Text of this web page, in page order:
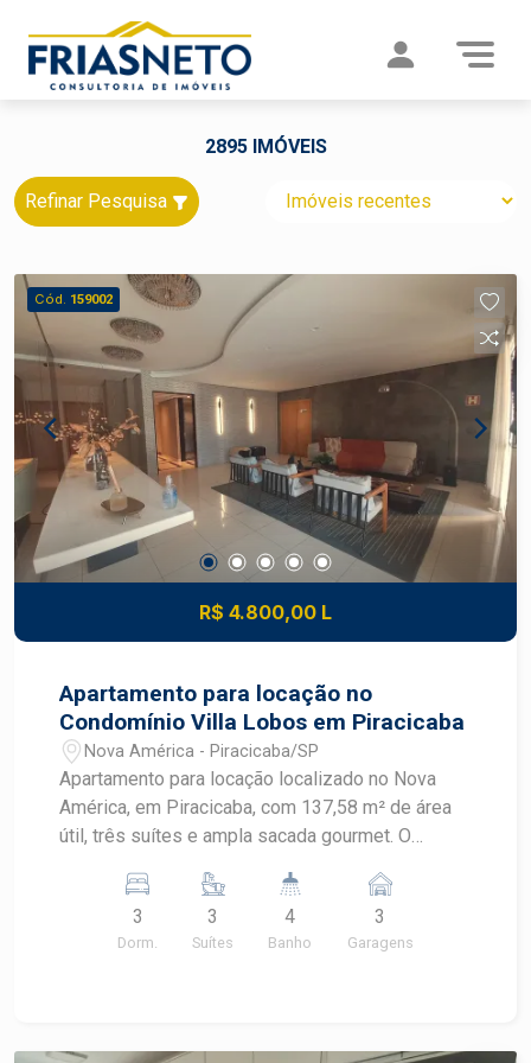
2895 IMÓVEIS
Refinar Pesquisa
Cód. 159002
R$ 4.800,00 L
Apartamento para locação no
Condomínio Villa Lobos em Piracicaba
Nova América - Piracicaba/SP
Apartamento para locação localizado no Nova
América, em Piracicaba, com 137,58 m² de área
útil, três suítes e ampla sacada gourmet. O
condomínio completo, com lazer diversificado e
portaria 24 horas. CARACTERÍSTICAS DO
IMÓVEL - Área útil de 137,58 m² - 3 dormitórios,
3
Dorm.
3
Suítes
4
Banho
3
Garagens